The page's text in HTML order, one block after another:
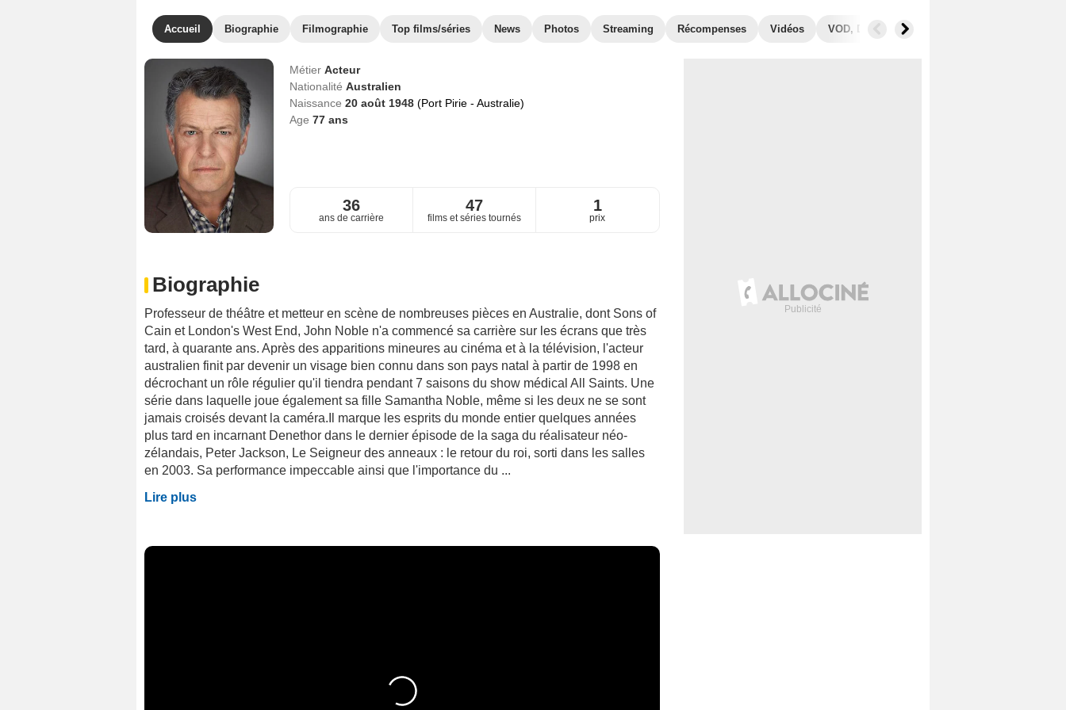
Accueil Biographie Filmographie Top films/séries News Photos Streaming Récompenses Vidéos VOD, DVD
Métier Acteur
Nationalité Australien
Naissance 20 août 1948 (Port Pirie - Australie)
Age 77ans
36
ans de carrière
47
films et séries tournés
1
prix
Biographie
Professeur de théâtre et metteur en scène de nombreuses pièces en Australie, dont Sons of
Cain et London's West End, John Noble n'a commencé sa carrière sur les écrans que très
tard, à quarante ans. Après des apparitions mineures au cinéma et à la télévision, l'acteur
australien finit par devenir un visage bien connu dans son pays natal à partir de 1998 en
décrochant un rôle régulier qu'il tiendra pendant 7 saisons du show médical All Saints. Une
série dans laquelle joue également sa fille Samantha Noble, même si les deux ne se sont
jamais croisés devant la caméra.Il marque les esprits du monde entier quelques années
plus tard en incarnant Denethor dans le dernier épisode de la saga du réalisateur néo-
zélandais, Peter Jackson, Le Seigneur des anneaux : le retour du roi, sorti dans les salles
en 2003. Sa performance impeccable ainsi que l'importance du ...
Lire plus